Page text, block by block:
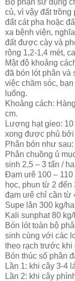
củ, vì vậy đất
đất cát pha hoặc
xa bệnh viện,
đất được cày và
rộng 1,2-1,4 mét,
Mật độ khoảng
đã bón lót phân và
việc chăm sóc,
luống.
Khoảng cách:
cm.
Lượng hạt gieo:
xong được phủ bởi
Phân bón như sau:
Phân chuồng ủ
sinh 2,5 – 3 tấn /
Đạm urê 100 –
học, phun từ 2
đạm urê chỉ cần từ
Supe lân 300 kg/ha
Kali sunphat 80 kg/
Bón lót toàn bộ
sinh cùng với các
theo rạch trước khi
Bón thúc số phân
Lần 1: khi cây 3-4
Lần 2: khi cây